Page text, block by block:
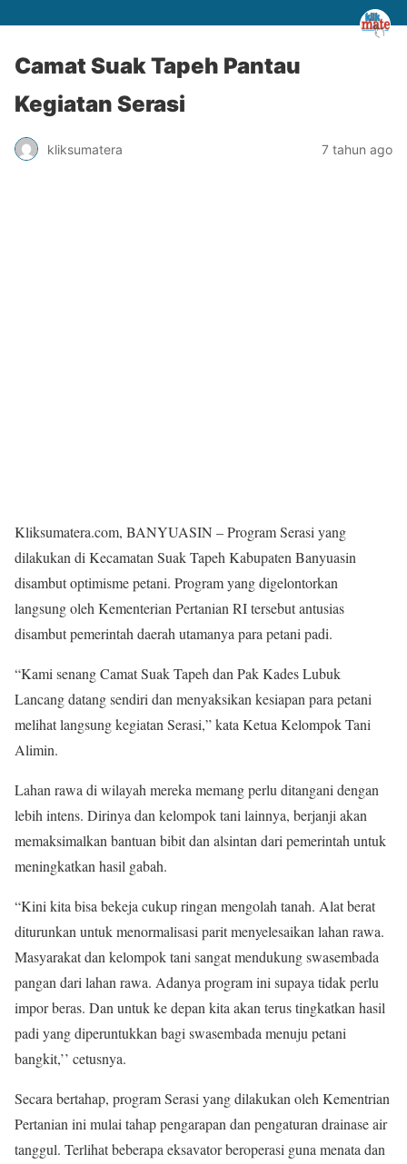
Camat Suak Tapeh Pantau
Kegiatan Serasi
kliksumatera 7 tahun ago
Kliksumatera.com, BANYUASIN – Program Serasi yang
dilakukan di Kecamatan Suak Tapeh Kabupaten Banyuasin
disambut optimisme petani. Program yang digelontorkan
langsung oleh Kementerian Pertanian RI tersebut antusias
disambut pemerintah daerah utamanya para petani padi.
“Kami senang Camat Suak Tapeh dan Pak Kades Lubuk
Lancang datang sendiri dan menyaksikan kesiapan para petani
melihat langsung kegiatan Serasi,” kata Ketua Kelompok Tani
Alimin.
Lahan rawa di wilayah mereka memang perlu ditangani dengan
lebih intens. Dirinya dan kelompok tani lainnya, berjanji akan
memaksimalkan bantuan bibit dan alsintan dari pemerintah untuk
meningkatkan hasil gabah.
“Kini kita bisa bekeja cukup ringan mengolah tanah. Alat berat
diturunkan untuk menormalisasi parit menyelesaikan lahan rawa.
Masyarakat dan kelompok tani sangat mendukung swasembada
pangan dari lahan rawa. Adanya program ini supaya tidak perlu
impor beras. Dan untuk ke depan kita akan terus tingkatkan hasil
padi yang diperuntukkan bagi swasembada menuju petani
bangkit,’’ cetusnya.
Secara bertahap, program Serasi yang dilakukan oleh Kementrian
Pertanian ini mulai tahap pengarapan dan pengaturan drainase air
tanggul. Terlihat beberapa eksavator beroperasi guna menata dan